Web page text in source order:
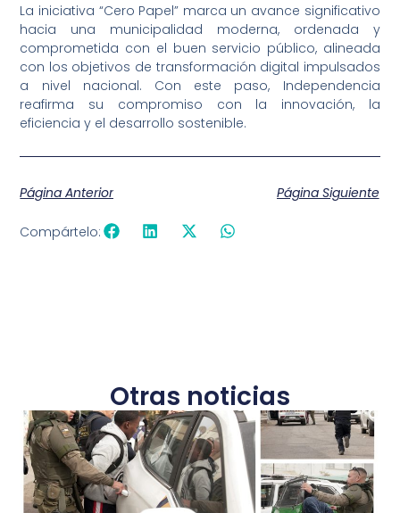
La iniciativa “Cero Papel” marca un avance significativo
hacia una municipalidad moderna, ordenada y
comprometida con el buen servicio público, alineada
con los objetivos de transformación digital impulsados
a nivel nacional. Con este paso, Independencia
reafirma su compromiso con la innovación, la
eficiencia y el desarrollo sostenible.
Página Anterior Página Siguiente
Compártelo:
Otras noticias